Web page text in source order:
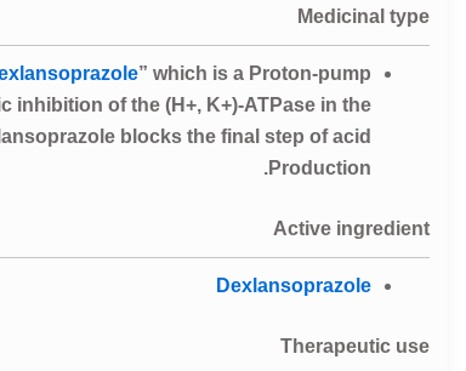
Medicinal type
” which is a Proton-pump
of the (H+, K+)-ATPase in the
blocks the final step of acid
Production.
Active ingredient
Dexlansoprazole
Therapeutic use